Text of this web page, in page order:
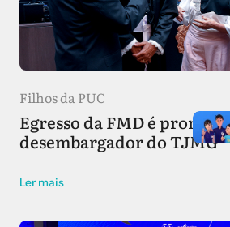
Filhos da PUC
Egresso da FMD é
desembargador do TJMG
Ler mais